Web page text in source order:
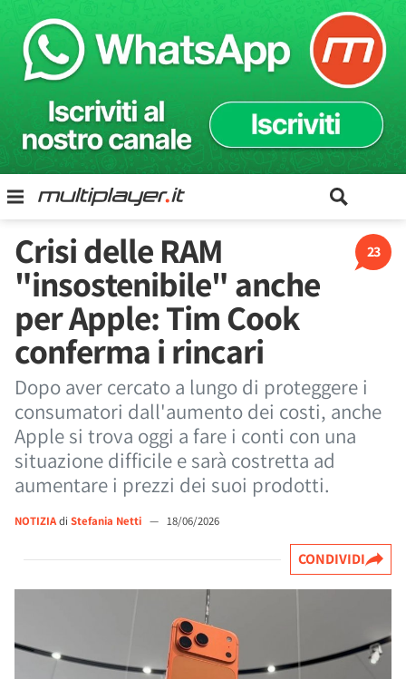
23
Crisi delle RAM
"insostenibile" anche
per Apple: Tim Cook
conferma i rincari
Dopo aver cercato a lungo di proteggere i
consumatori dall'aumento dei costi, anche
Apple si trova oggi a fare i conti con una
situazione difficile e sarà costretta ad
aumentare i prezzi dei suoi prodotti.
NOTIZIAdi Stefania Netti — 18/06/2026
CONDIVIDI